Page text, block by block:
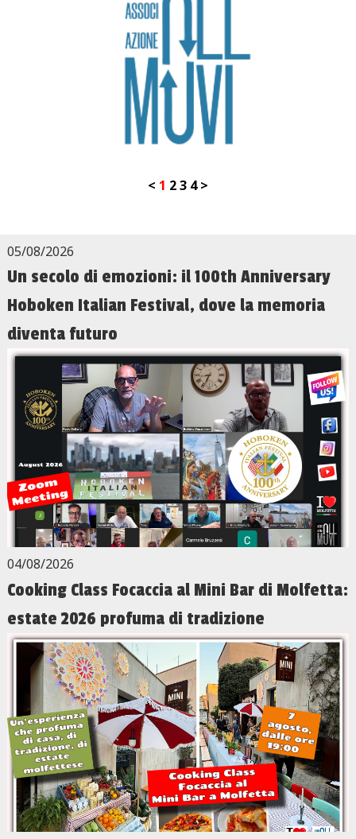
< 1 23 4 >
05/08/2026
Un secolo di emozioni: il 100th Anniversary
Hoboken Italian Festival, dove la memoria
diventa futuro
04/08/2026
Cooking Class Focaccia al Mini Bar di Molfetta:
estate 2026 profuma di tradizione